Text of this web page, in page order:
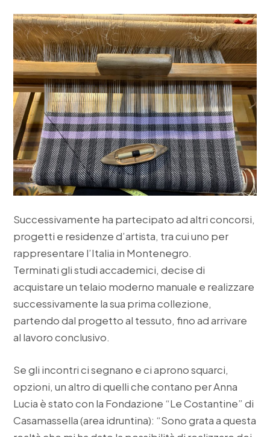
Successivamente ha partecipato ad altri concorsi,
progetti e residenze d’artista, tra cui uno per
rappresentare l’Italia in Montenegro.
Terminati gli studi accademici, decise di
acquistare un telaio moderno manuale e realizzare
successivamente la sua prima collezione,
partendo dal progetto al tessuto, fino ad arrivare
al lavoro conclusivo.
Se gli incontri ci segnano e ci aprono squarci,
opzioni, un altro di quelli che contano per Anna
Lucia è stato con la Fondazione “Le Costantine” di
Casamassella (area idruntina): “Sono grata a questa